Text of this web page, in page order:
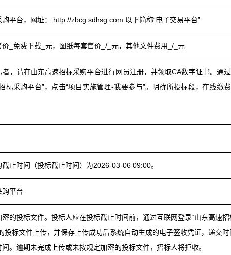
平台，网址： http://zbcg.sdhsg.com 以下简称“电子交易平台”
_免费下载_元，图纸每套售价_/_元，其他文件费用_/_元
者，请在山东高速招标采购平台进行网员注册，并领取CA数字证书。通
标采购平台”，点击“项目实施管理-我要参与”。明确所投标段，在线缴
止时间（投标截止时间）为2026-03-06 09:00。
购平台
的投标文件。投标人应在投标截止时间前，通过互联网登录“山东高速招
投标文件上传，并保存上传成功后系统自动生成的电子签收凭证，递交时
。逾期未完成上传或未按规定加密的投标文件，招标人将拒收。